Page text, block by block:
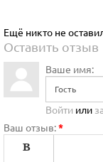
Ещё никто не
Оставить отзыв
Ваше имя:
Войти или
Ваш отзыв:*
